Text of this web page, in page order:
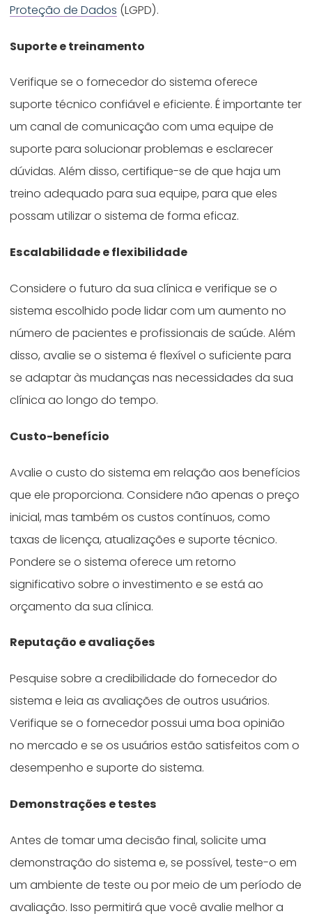
Proteção de Dados (LGPD).
Suporte e treinamento
Verifique se o fornecedor do sistema oferece
suporte técnico confiável e eficiente. É importante ter
um canal de comunicação com uma equipe de
suporte para solucionar problemas e esclarecer
dúvidas. Além disso, certifique-se de que haja um
treino adequado para sua equipe, para que eles
possam utilizar o sistema de forma eficaz.
Escalabilidade e flexibilidade
Considere o futuro da sua clínica e verifique se o
sistema escolhido pode lidar com um aumento no
número de pacientes e profissionais de saúde. Além
disso, avalie se o sistema é flexível o suficiente para
se adaptar às mudanças nas necessidades da sua
clínica ao longo do tempo.
Custo-benefício
Avalie o custo do sistema em relação aos benefícios
que ele proporciona. Considere não apenas o preço
inicial, mas também os custos contínuos, como
taxas de licença, atualizações e suporte técnico.
Pondere se o sistema oferece um retorno
significativo sobre o investimento e se está ao
orçamento da sua clínica.
Reputação e avaliações
Pesquise sobre a credibilidade do fornecedor do
sistema e leia as avaliações de outros usuários.
Verifique se o fornecedor possui uma boa opinião
no mercado e se os usuários estão satisfeitos com o
desempenho e suporte do sistema.
Demonstrações e testes
Antes de tomar uma decisão final, solicite uma
demonstração do sistema e, se possível, teste-o em
um ambiente de teste ou por meio de um período de
avaliação. Isso permitirá que você avalie melhor a